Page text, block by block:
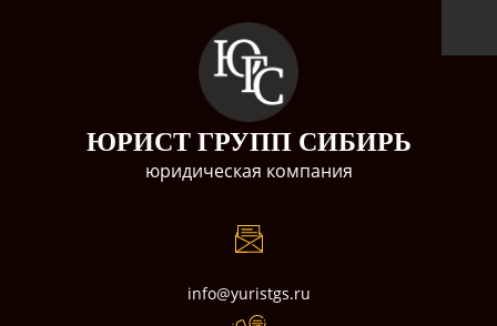
ЮРИСТ ГРУПП СИБИРЬ
юридическая компания
info@yuristgs.ru